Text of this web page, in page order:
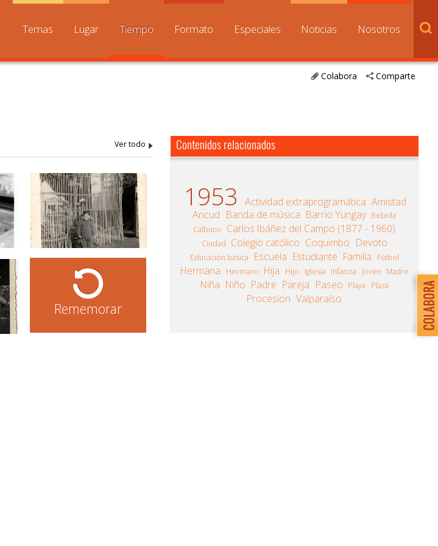
Temas Lugar Tiempo Formato Especiales Noticias Nosotros
Comparte
Colabora
Rememorar
Contenidos relacionados
1953 Actividad extraprogramática Amistad
Ancud Banda de música Barrio Yungay Bebida
Calbuco
Carlos Ibáñez del Campo (1877 - 1960)
Ciudad Colegio católico Coquimbo Devoto
Educación básica Escuela Estudiante Familia Fútbol
Hermana Hermano Hija Hijo Iglesia Infancia Joven Madre
Niña Niño Padre Pareja Paseo Playa Plaza
Procesión Valparaíso